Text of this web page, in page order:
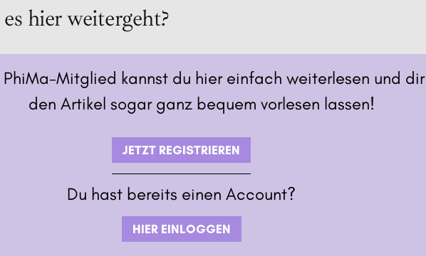
hier weitergeht?
PhiMa-Mitglied kannst du hier einfach weiterlesen und dir
den Artikel sogar ganz bequem vorlesen lassen!
JETZT REGISTRIEREN
Du hast bereits einen Account?
HIER EINLOGGEN